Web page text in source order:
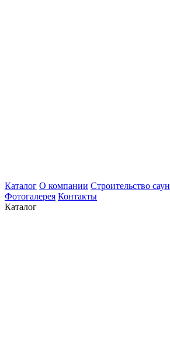
Каталог О компании Строительство саун
Фотогалерея Контакты
Каталог